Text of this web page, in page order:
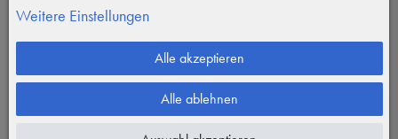
Weitere Einstellungen
Alle akzeptieren
Alle ablehnen